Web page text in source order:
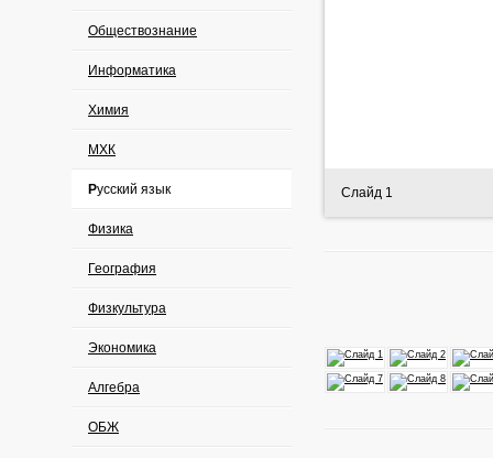
Обществознание
Информатика
Химия
МХК
Русский язык
Физика
География
Физкультура
Экономика
Алгебра
ОБЖ
Слайд 1